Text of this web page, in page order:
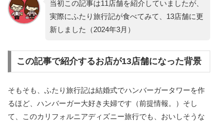
当初この記事は11店舗を紹介していましたが、
実際にふたり旅行記が食べてみて、13店舗に更
新しました（2024年3月）
この記事で紹介するお店が13店舗になった背景
そもそも、ふたり旅行記は結婚式でハンバーガータワーを作
るほど、ハンバーガー大好き夫婦です（前提情報。）そし
て、このカリフォルニアディズニー旅行でも、おいしそうな